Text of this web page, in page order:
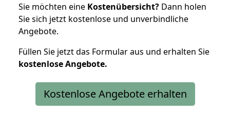
Sie möchten eine Kostenübersicht? Dann holen
Sie sich jetzt kostenlose und unverbindliche
Angebote.
Füllen Sie jetzt das Formular aus und erhalten Sie
kostenloseAngebote.
Kostenlose Angebote erhalten